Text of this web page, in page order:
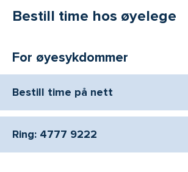
Bestill time hos øyelege
For øyesykdommer
Bestill time på nett
Ring: 4777 9222